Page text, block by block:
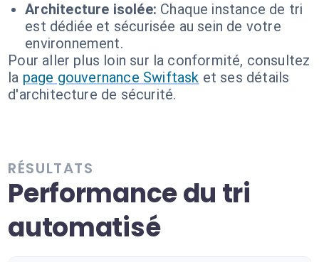
Architecture isolée: Chaque instance de tri
est dédiée et sécurisée au sein de votre
environnement.
Pour aller plus loin sur la conformité, consultez
la page gouvernance Swiftask et ses détails
d'architecture de sécurité.
RÉSULTATS
Performance du tri
automatisé